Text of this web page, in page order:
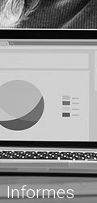
Informes